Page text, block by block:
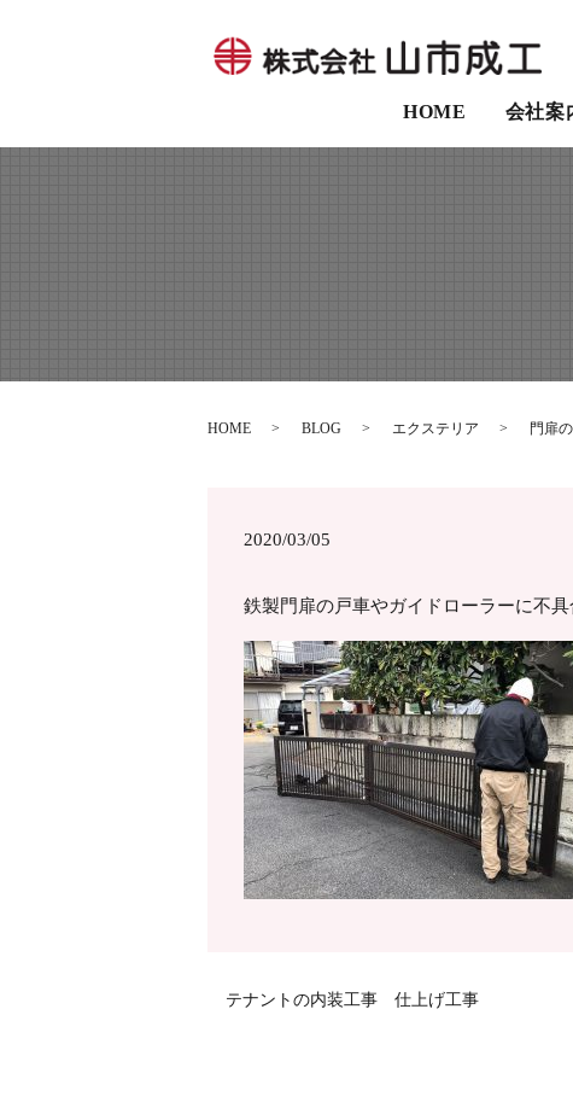
HOME 会社案
HOME BLOG エクステリア 門扉
2020/03/05
鉄製門扉の戸車やガイドローラーに不
テナントの内装工事 仕上げ工事